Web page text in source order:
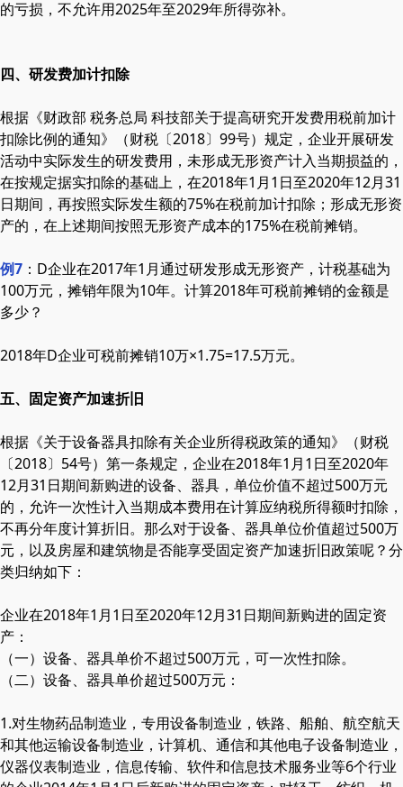
的亏损，不允许用2025年至2029年所得弥补。
四、研发费加计扣除
根据《财政部 税务总局 科技部关于提高研究开发费用税前加计
扣除比例的通知》（财税〔2018〕99号）规定，企业开展研发
活动中实际发生的研发费用，未形成无形资产计入当期损益的，
在按规定据实扣除的基础上，在2018年1月1日至2020年12月31
日期间，再按照实际发生额的75%在税前加计扣除；形成无形资
产的，在上述期间按照无形资产成本的175%在税前摊销。
例7 ：D企业在2017年1月通过研发形成无形资产，计税基础为
100万元，摊销年限为10年。计算2018年可税前摊销的金额是
多少？
2018年D企业可税前摊销10万×1.75=17.5万元。
五、固定资产加速折旧
根据《关于设备器具扣除有关企业所得税政策的通知》（财税
〔2018〕54号）第一条规定，企业在2018年1月1日至2020年
12月31日期间新购进的设备、器具，单位价值不超过500万元
的，允许一次性计入当期成本费用在计算应纳税所得额时扣除，
不再分年度计算折旧。那么对于设备、器具单位价值超过500万
元，以及房屋和建筑物是否能享受固定资产加速折旧政策呢？分
类归纳如下：
企业在2018年1月1日至2020年12月31日期间新购进的固定资
产：
（一）设备、器具单价不超过500万元，可一次性扣除。
（二）设备、器具单价超过500万元：
1.对生物药品制造业，专用设备制造业，铁路、船舶、航空航天
和其他运输设备制造业，计算机、通信和其他电子设备制造业，
仪器仪表制造业，信息传输、软件和信息技术服务业等6个行业